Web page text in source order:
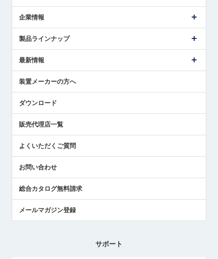
企業情報
ごあいさつ
受賞履歴
採用情報
国/地域/言語
製品ラインナップ
ツールセッタ製品
エアマイクロセンサ製品
最新情報
メトロールの技術
社員ブログ
中小企業のBCP地震対策
センサのテクニカルガイド
社長ブログ
装置メーカーの方へ
ダウンロード
販売代理店一覧
よくいただくご質問
お問い合わせ
総合カタログ無料請求
メールマガジン登録
サポート